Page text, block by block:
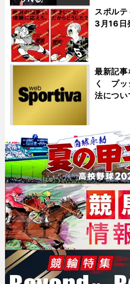
スポル
3月16日
最新記
く プッ
法につい